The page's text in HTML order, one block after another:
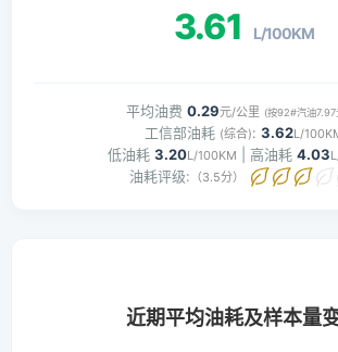
3.61 L/100KM
平均油费 0.29元/公里 (按92#汽油7.97
工信部油耗 (综合): 3.62L/
低油耗 3.20L/100KM | 高油耗 4.03
油耗评级: （3.5分）